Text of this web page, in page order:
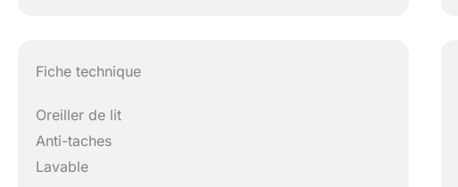
Fiche technique
Oreiller de lit
Anti-taches
Lavable